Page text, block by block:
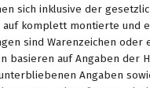
sich inklusive der
auf komplett montierte und
sind Warenzeichen
basieren auf Angaben der
Angaben